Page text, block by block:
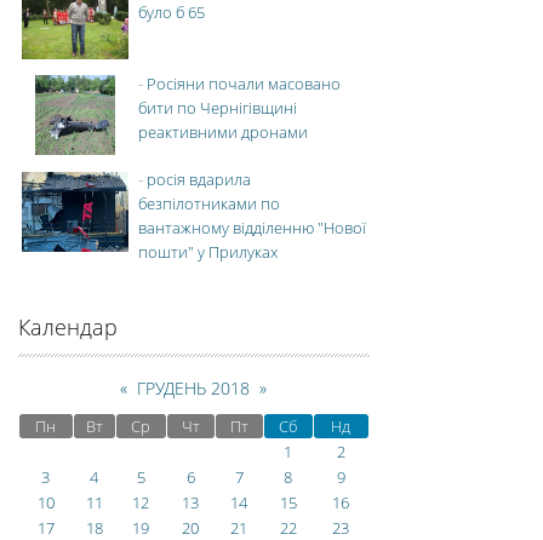
було б 65
- Росіяни почали масовано
бити по Чернігівщині
реактивними дронами
- росія вдарила
безпілотниками по
вантажному відділенню "Нової
пошти" у Прилуках
Календар
« ГРУДЕНЬ 2018 »
Пн Вт Ср Чт Пт Сб
Нд
1
2
3
4 5 6 7 8
9
10
11 12 13 14 15
16
17
18 19 20 21 22
23